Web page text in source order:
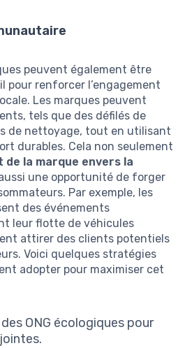
peuvent également être
pour renforcer l’engagement
Les marques peuvent
tels que des défilés de
de nettoyage, tout en utilisant
durables. Cela non seulement
de la marque envers la
une opportunité de forger
Par exemple, les
des événements
leur flotte de véhicules
attirer des clients potentiels
Voici quelques stratégies
adopter pour maximiser cet
ONG écologiques pour